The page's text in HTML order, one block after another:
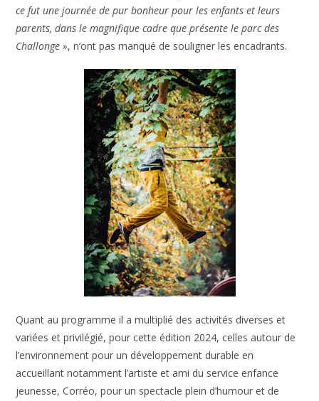
ce fut une journée de pur bonheur pour les enfants et leurs
parents, dans le magnifique cadre que présente le parc des
Challonge », n’ont pas manqué de souligner les encadrants.
Quant au programme il a multiplié des activités diverses et
variées et privilégié, pour cette édition 2024, celles autour de
l’environnement pour un développement durable en
accueillant notamment l’artiste et ami du service enfance
jeunesse, Corréo, pour un spectacle plein d’humour et de